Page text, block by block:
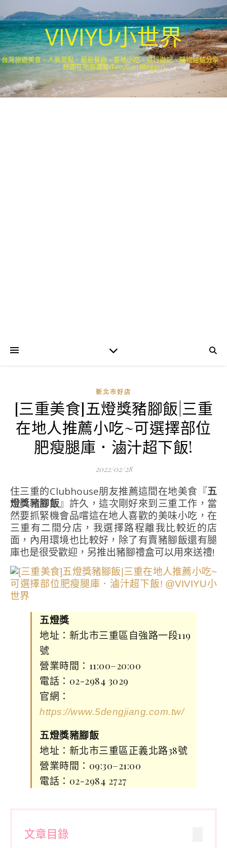
VIVIYU小世界
台灣旅遊美食、人氣景點、最新餐廳、各地小吃、旅行遊記、購物經驗分享．
桃園在地部落客(Taoyuan Blogger)
新北市好店
[三重美食]五燈獎豬腳飯|三重
在地人推薦小吃~可選擇部位
肥瘦腿庫．滷汁超下飯!
2022/02/28
住三重的Clubhouse朋友推薦這間在地美食『五
燈獎豬腳飯』許久，這次剛好來到三重工作，當
然要抓緊機會品嚐這在地人喜歡的美味小吃，在
三重有二間分店，我選擇路程離我比較近的店
面，內用環境也比較好，除了有賣豬腳飯還有腿
庫也是很受歡迎，另推出豬腳禮盒可以用來送禮!
五燈獎
地址：新北市三重區自強路一段119
號
營業時間：11:00–20:00
電話：02-2984 3029
官網：
https://www.5dengjiang.com.tw/
五燈獎豬腳飯
地址：新北市三重區正義北路38號
營業時間：09:30–21:00
電話：02-2984 2727
文章目錄